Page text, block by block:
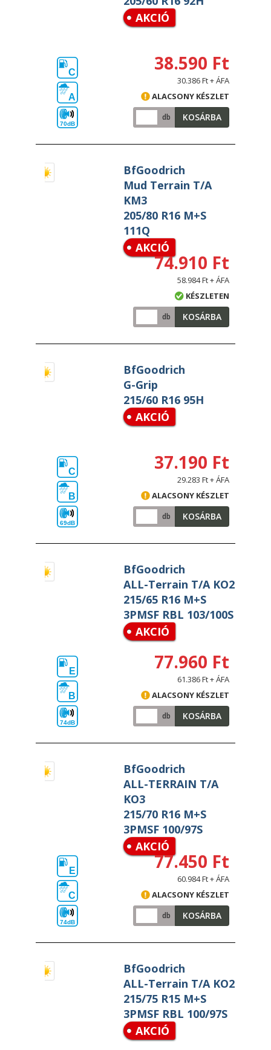
AKCIÓ
C
A
70dB
38.590 Ft
30.386 Ft + ÁFA
ALACSONY KÉSZLET
db KOSÁRBA
BfGoodrich
Mud Terrain T/A
KM3
205/80 R16 M+S
111Q
AKCIÓ
74.910 Ft
58.984 Ft + ÁFA
KÉSZLETEN
db KOSÁRBA
BfGoodrich
G-Grip
215/60 R16 95H
AKCIÓ
C
B
69dB
37.190 Ft
29.283 Ft + ÁFA
ALACSONY KÉSZLET
db KOSÁRBA
BfGoodrich
ALL-Terrain T/A KO2
215/65 R16 M+S
3PMSF RBL 103/100S
AKCIÓ
E
B
74dB
77.960 Ft
61.386 Ft + ÁFA
ALACSONY KÉSZLET
db KOSÁRBA
BfGoodrich
ALL-TERRAIN T/A
KO3
215/70 R16 M+S
3PMSF 100/97S
AKCIÓ
E
C
74dB
77.450 Ft
60.984 Ft + ÁFA
ALACSONY KÉSZLET
db KOSÁRBA
BfGoodrich
ALL-Terrain T/A KO2
215/75 R15 M+S
3PMSF RBL 100/97S
AKCIÓ